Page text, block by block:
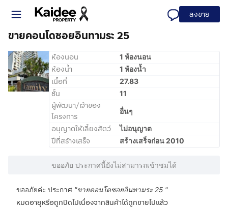
ลงขาย
ขายคอนโดซอยอินทามระ 25
ห้องนอน 1 ห้องนอน
ห้องน้ำ 1 ห้องน้ำ
เนื้อที่ 27.83
ชั้น 11
ผู้พัฒนา/เจ้าของ
โครงการ
อื่นๆ
อนุญาตให้เลี้ยงสัตว์ ไม่อนุญาต
ปีที่สร้างเสร็จ สร้างเสร็จก่อน 2010
ขออภัย ประกาศนี้ยังไม่สามารถเข้าชมได้
ขออภัยค่ะ ประกาศ "ขายคอนโดซอยอินทามระ 25 "
หมดอายุหรือถูกปิดไปเนื่องจากสินค้าได้ถูกขายไปแล้ว